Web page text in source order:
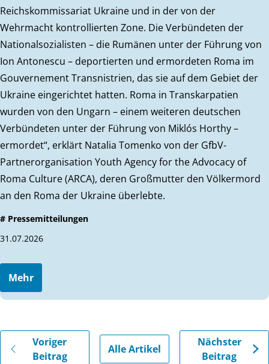
Reichskommissariat Ukraine und in der von der
Wehrmacht kontrollierten Zone. Die Verbündeten der
Nationalsozialisten – die Rumänen unter der Führung von
Ion Antonescu – deportierten und ermordeten Roma im
Gouvernement Transnistrien, das sie auf dem Gebiet der
Ukraine eingerichtet hatten. Roma in Transkarpatien
wurden von den Ungarn – einem weiteren deutschen
Verbündeten unter der Führung von Miklós Horthy –
ermordet“, erklärt Natalia Tomenko von der GfbV-
Partnerorganisation Youth Agency for the Advocacy of
Roma Culture (ARCA), deren Großmutter den Völkermord
an den Roma der Ukraine überlebte.
# Pressemitteilungen
31.07.2026
Mehr
Gehe zu vorherigen oder nächsten Beiträgen
Voriger
Beitrag
Alle Artikel
Nächster
Beitrag